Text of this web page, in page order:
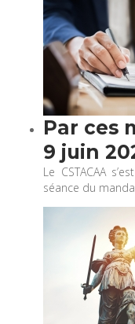
Par ces
9 juin
Le CSTACAA
séance du